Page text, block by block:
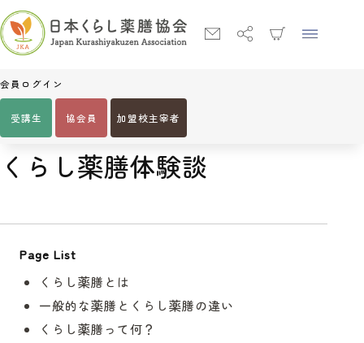
会員ログイン
受講生 協会員 加盟校主宰者
Home くらし薬膳体験談
くらし薬膳体験談
Page List
くらし薬膳とは
一般的な薬膳とくらし薬膳の違い
くらし薬膳って何？